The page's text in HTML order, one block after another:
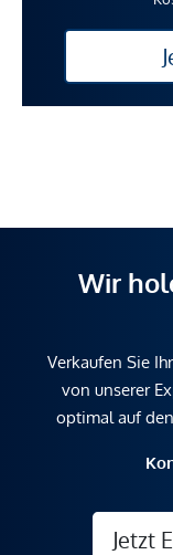
Wir
Verkaufen Sie
von unserer
optimal auf
Jetzt